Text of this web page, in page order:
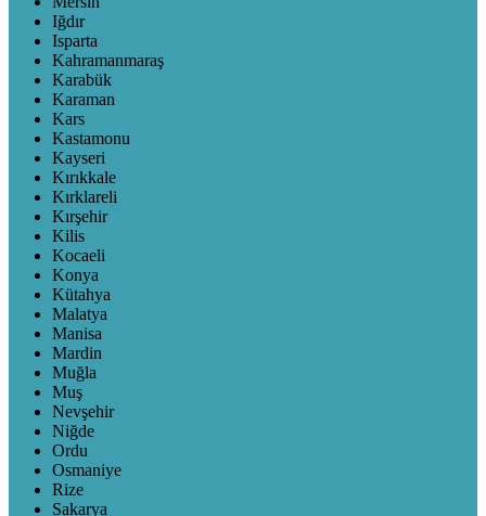
Iğdır
Isparta
Kahramanmaraş
Karabük
Karaman
Kars
Kastamonu
Kayseri
Kırıkkale
Kırklareli
Kırşehir
Kilis
Kocaeli
Konya
Kütahya
Malatya
Manisa
Mardin
Muğla
Muş
Nevşehir
Niğde
Ordu
Osmaniye
Rize
Sakarya